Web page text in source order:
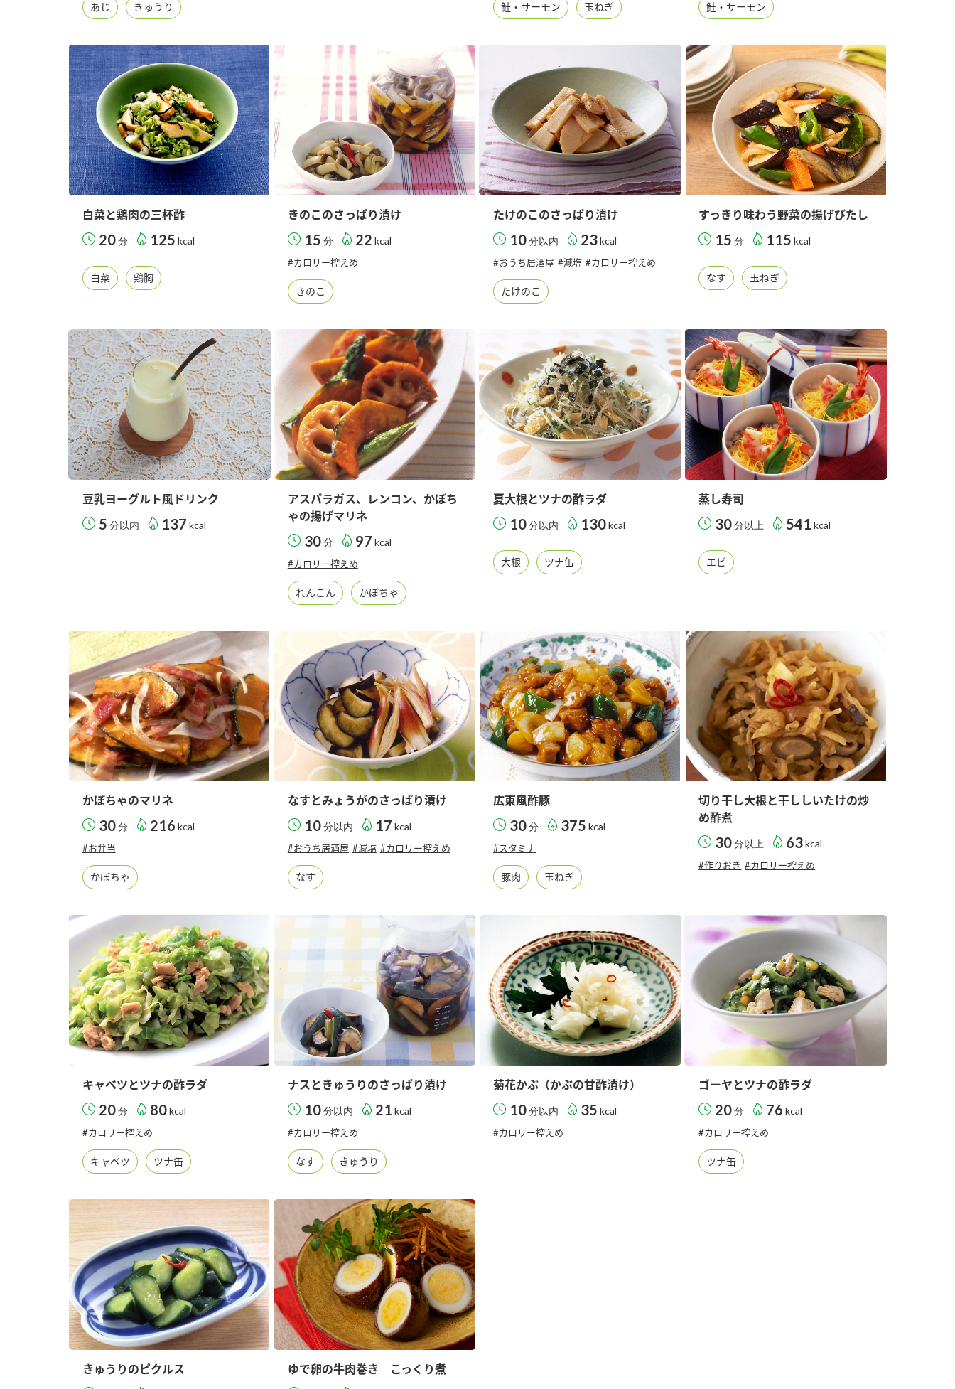
あじ きゅうり 鮭・サーモン 玉ねぎ 鮭・サーモン
白菜と鶏肉の三杯酢
20分 125 kcal
白菜 鶏胸
きのこのさっぱり漬け
15 分 22 kcal
#カロリー控えめ
きのこ
たけのこのさっぱり漬け
10分以内 23kcal
#おうち居酒屋 #減塩 #カロリー控えめ
たけのこ
すっきり味わう野菜の揚げびたし
15 分 115 kcal
なす 玉ねぎ
豆乳ヨーグルト風ドリンク
5 分以内 137 kcal
アスパラガス、レンコン、かぼち
ゃの揚げマリネ
30分 97 kcal
#カロリー控えめ
れんこん かぼちゃ
夏大根とツナの酢ラダ
10分以内 130kcal
大根 ツナ缶
蒸し寿司
30分以上 541 kcal
エビ
かぼちゃのマリネ
30分 216 kcal
#お弁当
かぼちゃ
なすとみょうがのさっぱり漬け
10分以内 17 kcal
#おうち居酒屋 #減塩 #カロリー控えめ
なす
広東風酢豚
30分 375 kcal
#スタミナ
豚肉 玉ねぎ
切り干し大根と干ししいたけの炒
め酢煮
30分以上 63kcal
#作りおき #カロリー控えめ
キャベツとツナの酢ラダ
20分 80 kcal
#カロリー控えめ
キャベツ ツナ缶
ナスときゅうりのさっぱり漬け
10分以内 21 kcal
#カロリー控えめ
なす きゅうり
菊花かぶ（かぶの甘酢漬け）
10分以内 35 kcal
#カロリー控えめ
ゴーヤとツナの酢ラダ
20分 76 kcal
#カロリー控えめ
ツナ缶
きゅうりのピクルス ゆで卵の牛肉巻き こっくり煮